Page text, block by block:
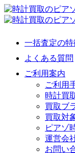
一括査定の特
よくある質問
ご利用案内
ご利用
時計買
買取ブ
買取対
ピアゾ
運営会
お問い